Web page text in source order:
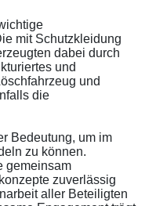
mit Schutzkleidung
dabei durch
und
und
die
Bedeutung, um im
zu können.
gemeinsam
zuverlässig
aller Beteiligten